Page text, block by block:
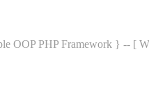
OOP PHP Framework } -- [